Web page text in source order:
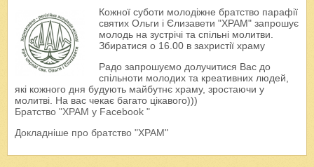
Кожної суботи молодіжне братство парафії
святих Ольги і Єлизавети "ХРАМ" запрошує
молодь на зустрічі та спільні молитви.
Збиратися о 16.00 в захристії храму
Радо запрошуємо долучитися Вас до
спільноти молодих та креативних людей,
які кожного дня будують майбутнє храму, зростаючи у
молитві. На вас чекає багато цікавого)))
Братство "ХРАМ у Facebook "
Докладніше про братство "ХРАМ"